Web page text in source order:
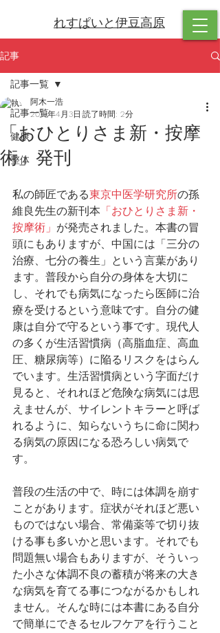
れすぱいと伊豆高原
記事
記事一覧
健康
整体
記事一覧
「おひとりさま新・按摩
術」発刊
阿木一浩
2019年4月3日 読了時間: 2分
私の師匠である東京中医学研究所の孫
維良先生の新刊本 「おひとりさま新・
按摩術」 が発売されました。本書の冒
頭にもありますが、中国には「三分の
治療、七分の養生」という言葉があり
ます。普段から自分の身体を大切に
し、それでも病気になったら医師に治
療を受けるという意味です。自分の健
康は自分で守るという事です。現代人
の多くが生活習慣病（高脂血症、高血
圧、糖尿病等）に陥るリスクをはらん
でいます。生活習慣病という字面だけ
見ると、それれほど危険な病気には思
えませんが、サイレントキラーと呼ば
れるように、知らないうちに命に関わ
る病気の原因になる恐ろしい病気で
す。
普段の生活の中で、時には体調を崩す
ことがあります。症状がそれほど悪い
ものではない場合、常備薬等で切り抜
ける事も多いかと思います。それでも
問題無い場合もありますが、そういっ
た小さな体調不良の蓄積が将来の大き
な病気を育てる事につながるかもしれ
ません。そんな時には本書にある自分
で簡単にできるセルフケアを行うこと